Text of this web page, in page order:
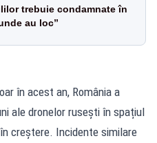
trebuie condamnate în
au loc”
în acest an, România a
ale dronelor rusești în spațiul
creștere. Incidente similare